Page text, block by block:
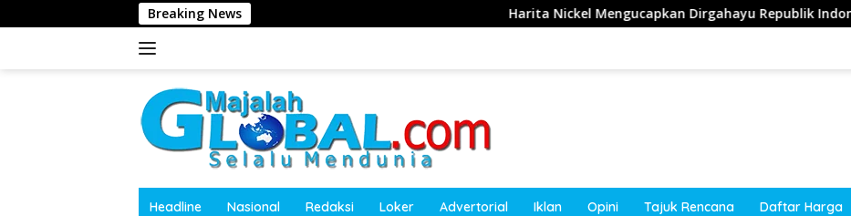
ke
Breaking News Harita Nickel Mengucapkan Dirgahayu Republik Indonesia ke-81 Tahun 2026
Headline Nasional Redaksi Loker Advertorial Iklan Opini Tajuk Rencana Daftar Harga